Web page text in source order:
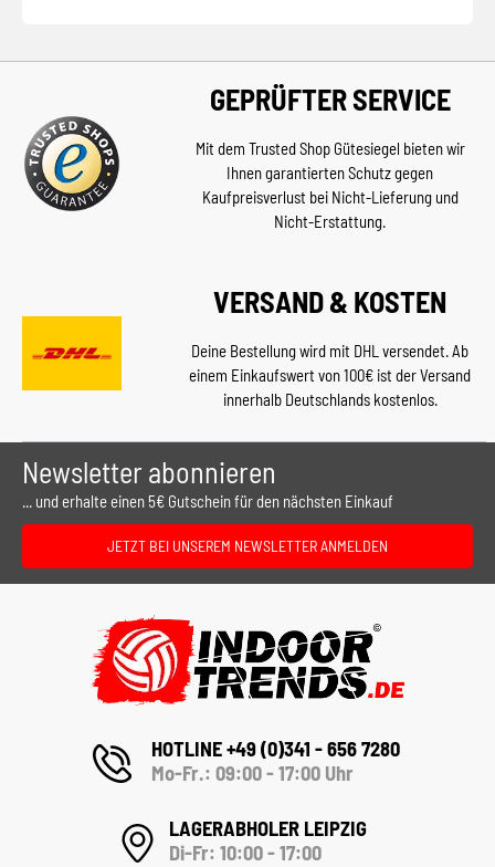
GEPRÜFTER SERVICE
Mit dem Trusted Shop Gütesiegel bieten wir
Ihnen garantierten Schutz gegen
Kaufpreisverlust bei Nicht-Lieferung und
Nicht-Erstattung.
VERSAND & KOSTEN
Deine Bestellung wird mit DHL versendet. Ab
einem Einkaufswert von 100€ ist der Versand
innerhalb Deutschlands kostenlos.
Newsletter abonnieren
... und erhalte einen 5€ Gutschein für den nächsten Einkauf
JETZT BEI UNSEREM NEWSLETTER ANMELDEN
HOTLINE +49 (0)341 - 656 7280
Mo-Fr.: 09:00 - 17:00 Uhr
LAGERABHOLER LEIPZIG
Di-Fr: 10:00 - 17:00